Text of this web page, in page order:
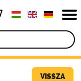
VISSZA